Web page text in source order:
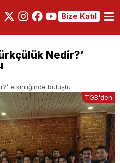
Bize Katıl
Nedir?’
etkinliğinde buluştu
TGB'den